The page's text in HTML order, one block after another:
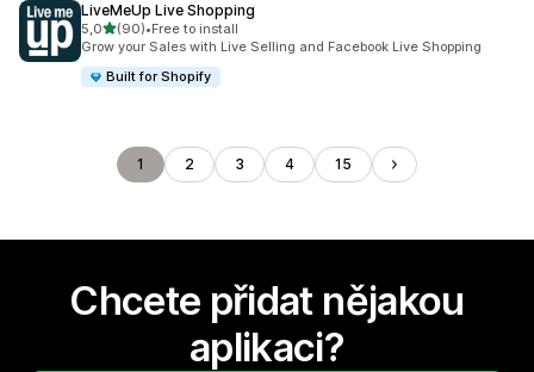
LiveMeUp Live Shopping
5,0z 5 hvězd
(90)
Celkový počet recenzí: 90
•Free to install
Grow your Sales with Live Selling and Facebook Live Shopping
Built for Shopify
1 2 3 4 15
Chcete přidat nějakou
aplikaci?